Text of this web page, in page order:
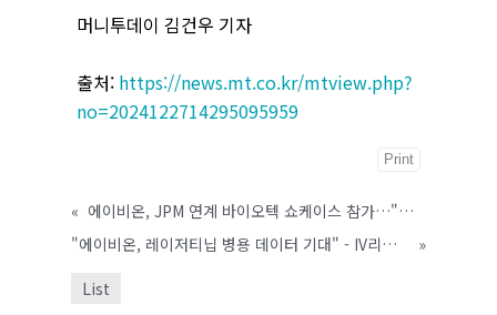
머니투데이 김건우 기자
출처: https://news.mt.co.kr/mtview.php?
no=2024122714295095959
Print
«
에이비온, JPM 연계 바이오텍 쇼케이스 참가…"글로벌 기업과 협력"
"에이비온, 레이저티닙 병용 데이터 기대" - IV리서치
»
List